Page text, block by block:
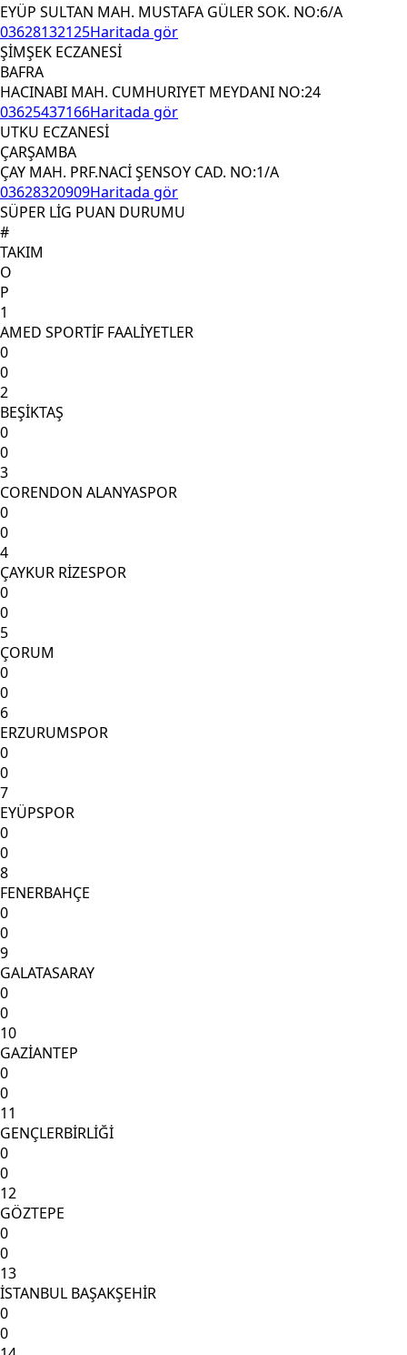
EYÜP SULTAN MAH. MUSTAFA GÜLER SOK. NO:6/A
03628132125Haritada gör
ŞİMŞEK ECZANESİ
BAFRA
HACINABI MAH. CUMHURIYET MEYDANI NO:24
03625437166Haritada gör
UTKU ECZANESİ
ÇARŞAMBA
ÇAY MAH. PRF.NACİ ŞENSOY CAD. NO:1/A
03628320909Haritada gör
SÜPER LİG PUAN DURUMU
#
TAKIM
O
P
1
AMED SPORTİF FAALİYETLER
0
0
2
BEŞİKTAŞ
0
0
3
CORENDON ALANYASPOR
0
0
4
ÇAYKUR RİZESPOR
0
0
5
ÇORUM
0
0
6
ERZURUMSPOR
0
0
7
EYÜPSPOR
0
0
8
FENERBAHÇE
0
0
9
GALATASARAY
0
0
10
GAZİANTEP
0
0
11
GENÇLERBİRLİĞİ
0
0
12
GÖZTEPE
0
0
13
İSTANBUL BAŞAKŞEHİR
0
0